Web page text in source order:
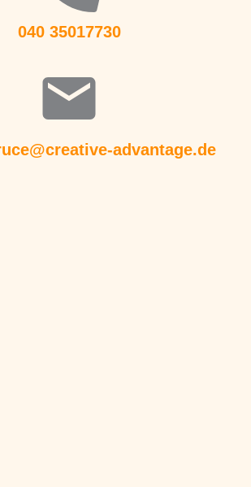
040 35017730
advantage.de